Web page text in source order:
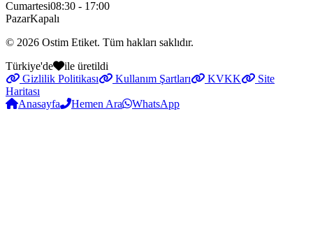
Cumartesi08:30 - 17:00
PazarKapalı
© 2026 Ostim Etiket. Tüm hakları saklıdır.
Türkiye'de
ile üretildi
Gizlilik Politikası
Kullanım Şartları KVKK
Site
Haritası
Anasayfa
Hemen Ara WhatsApp